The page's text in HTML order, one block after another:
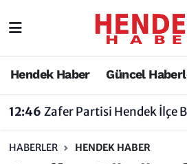
Hendek Haber Güncel
12:46 Zafer Partisi Hendek İlçe Başkanı Yunus Emre
HABERLER HENDEK HABER
Hendek Haber
Hendek Haber
Sakarya Nöbetçi Eczaneler
Sakarya Trafik Yoğunluk